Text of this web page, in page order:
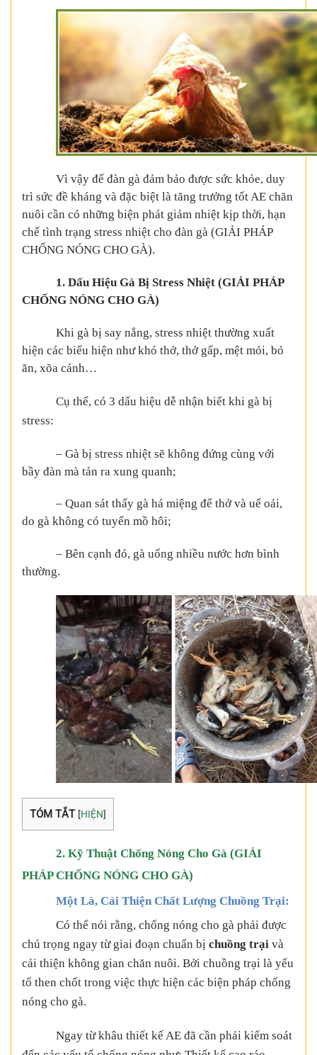
Vì vậy để đàn gà đảm bảo được sức khỏe, duy
trì sức đề kháng và đặc biệt là tăng trưởng tốt AE chăn
nuôi cần có những biện phát giảm nhiệt kịp thời, hạn
chế tình trạng stress nhiệt cho đàn gà (GIẢI PHÁP
CHỐNG NÓNG CHO GÀ).
1. Dấu Hiệu Gà Bị Stress Nhiệt (GIẢI PHÁP
CHỐNG NÓNG CHO GÀ)
Khi gà bị say nắng, stress nhiệt thường xuất
hiện các biểu hiện như khó thở, thở gấp, mệt mỏi, bỏ
ăn, xõa cánh…
Cụ thể, có 3 dấu hiệu dễ nhận biết khi gà bị
stress:
– Gà bị stress nhiệt sẽ không đứng cùng với
bầy đàn mà tản ra xung quanh;
– Quan sát thấy gà há miệng để thở và uể oải,
do gà không có tuyến mồ hôi;
– Bên cạnh đó, gà uống nhiều nước hơn bình
thường.
TÓM TẮT [HIỆN]
2. Kỹ Thuật Chống Nóng Cho Gà (GIẢI
PHÁP CHỐNG NÓNG CHO GÀ)
Một Là, Cải Thiện Chất Lượng Chuồng Trại:
Có thể nói rằng, chống nóng cho gà phải được
chú trọng ngay từ giai đoạn chuẩn bị chuồng trại và
cải thiện không gian chăn nuôi. Bởi chuồng trại là yếu
tố then chốt trong việc thực hiện các biện pháp chống
nóng cho gà.
Ngay từ khâu thiết kế AE đã cần phải kiểm soát